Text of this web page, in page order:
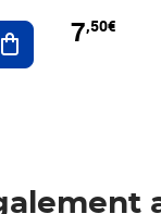
Ajouter au panier
7,50€